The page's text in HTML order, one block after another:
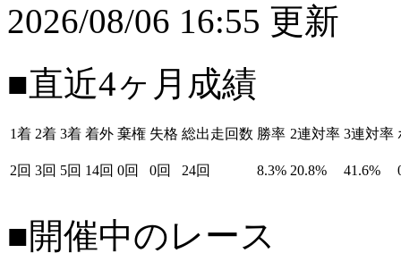
2026/08/06 16:55 更新
■直近4ヶ月成績
1着 2着 3着 着外 棄権 失格 総出走回数 勝率 2連対率 3連対率
2回 3回 5回 14回 0回 0回 24回 8.3% 20.8% 41.6%
■開催中のレース